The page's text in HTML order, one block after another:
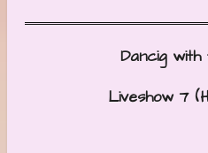
Dancig
Liveshow 7